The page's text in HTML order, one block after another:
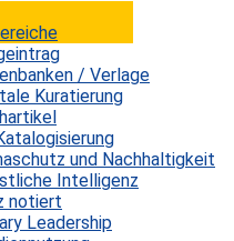
/ Verlage
Kuratierung
und Nachhaltigkeit
Intelligenz
notiert
Leadership
aber auch
nachdenkt,
dass die
schnell ablaufen.